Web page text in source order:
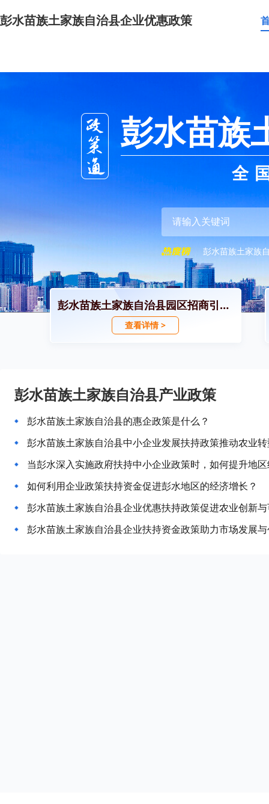
彭水苗族土家族自治县企业优惠政策
彭水苗族
全
彭水苗族土家族
彭水苗族土家族自治县园区招商引资政策
查看详情 >
彭水苗族土家族自治县产业政策
彭水苗族土家族自治县的惠企政策是什么？
彭水苗族土家族自治县中小企业发展扶持政策推动农业
当彭水深入实施政府扶持中小企业政策时，如何提升地
如何利用企业政策扶持资金促进彭水地区的经济增长？
彭水苗族土家族自治县企业优惠扶持政策促进农业创新
彭水苗族土家族自治县企业扶持资金政策助力市场发展